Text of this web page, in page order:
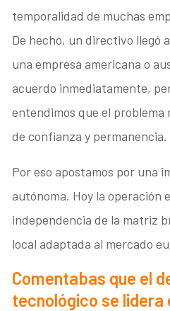
temporalidad de muchas
De hecho, un directivo llegó
una empresa americana o
acuerdo inmediatamente,
entendimos que el problema
de confianza y permanencia.
Por eso apostamos por una
autónoma. Hoy la operación
independencia de la matriz
local adaptada al mercado
Comentabas que el
tecnológico se lidera